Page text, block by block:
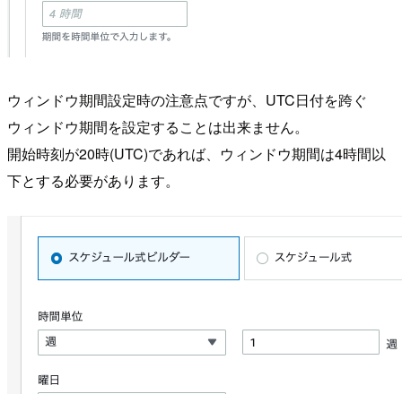
ウィンドウ期間設定時の注意点ですが、UTC日付を跨ぐ
ウィンドウ期間を設定することは出来ません。
開始時刻が20時(UTC)であれば、ウィンドウ期間は4時間以
下とする必要があります。